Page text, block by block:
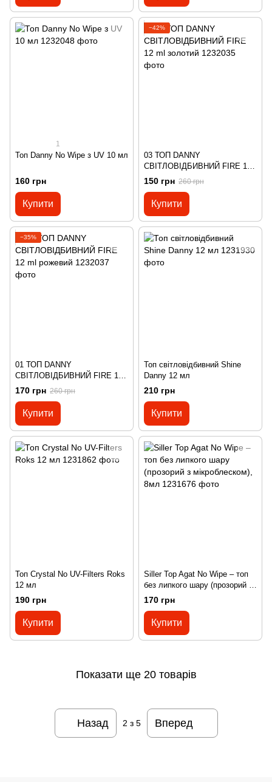
1
Топ Danny No Wipe з UV 10 мл
160 грн
Купити
−42%
03 ТОП DANNY
СВІТЛОВІДБИВНИЙ FIRE 12
ml золотий
150 грн 260 грн
Купити
−35%
01 ТОП DANNY
СВІТЛОВІДБИВНИЙ FIRE 12
ml рожевий
170 грн 260 грн
Купити
Топ світловідбивний Shine
Danny 12 мл
210 грн
Купити
Топ Crystal No UV-Filters Roks
12 мл
190 грн
Купити
Siller Top Agat No Wipe – топ
без липкого шару (прозорий з
мікроблеском), 8мл
170 грн
Купити
Показати ще 20 товарів
Назад 2 з 5 Вперед